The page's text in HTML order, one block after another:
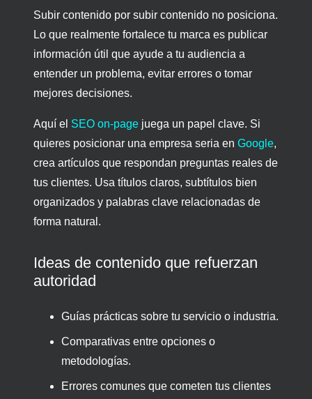
Subir contenido por subir contenido no posiciona.
Lo que realmente fortalece tu marca es publicar
información útil que ayude a tu audiencia a
entender un problema, evitar errores o tomar
mejores decisiones.
Aquí el SEO on-page juega un papel clave. Si
quieres posicionar una empresa seria en Google,
crea artículos que respondan preguntas reales de
tus clientes. Usa títulos claros, subtítulos bien
organizados y palabras clave relacionadas de
forma natural.
Ideas de contenido que refuerzan
autoridad
Guías prácticas sobre tu servicio o industria.
Comparativas entre opciones o
metodologías.
Errores comunes que cometen tus clientes